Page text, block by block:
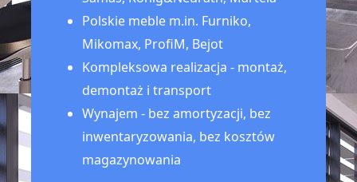
Polskie meble m.in. Furniko,
Mikomax, ProfiM, Bejot
Kompleksowa realizacja - montaż,
demontaż i transport
Wynajem - bez amortyzacji, bez
inwentaryzowania, bez kosztów
magazynowania